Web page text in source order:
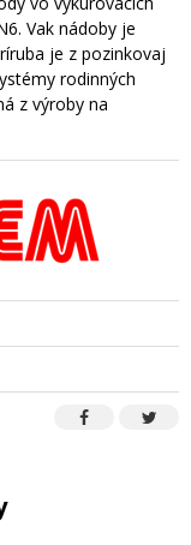
Vak nádoby je
je z pozinkovaj
rodinných
z výroby na